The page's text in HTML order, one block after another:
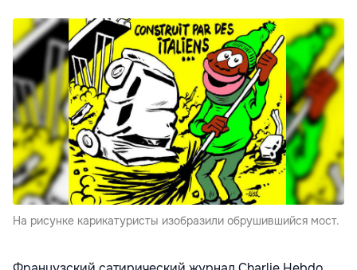
На рисунке карикатуристы изобразили обрушившийся мост.